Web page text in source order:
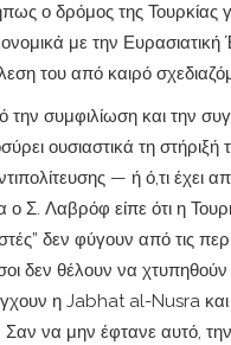
ο δρόμος της Τουρκίας
με την
του από καιρό
την συμφιλίωση και την
ουσιαστικά τη στήριξή
— ή ό,τι έχει
Σ. Λαβρόφ είπε ότι η
δεν φύγουν από τις
δεν θέλουν να
η Jabhat al-Nusra
να μην έφτανε αυτό,